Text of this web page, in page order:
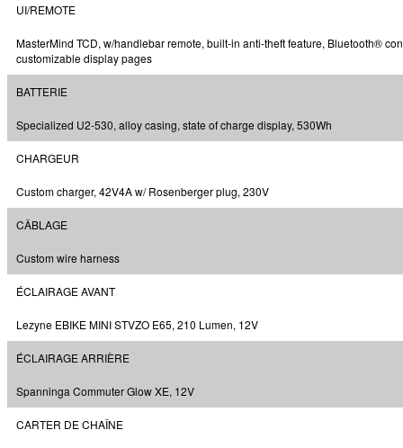
UI/REMOTE
MasterMind TCD, w/handlebar remote, built-in anti-theft feature, Bluetooth®
customizable display pages
BATTERIE
Specialized U2-530, alloy casing, state of charge display, 530Wh
CHARGEUR
Custom charger, 42V4A w/ Rosenberger plug, 230V
CÂBLAGE
Custom wire harness
ÉCLAIRAGE AVANT
Lezyne EBIKE MINI STVZO E65, 210 Lumen, 12V
ÉCLAIRAGE ARRIÈRE
Spanninga Commuter Glow XE, 12V
CARTER DE CHAÎNE